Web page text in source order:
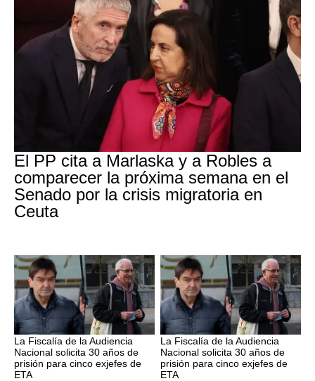
El PP cita a Marlaska y a Robles a
comparecer la próxima semana en el
Senado por la crisis migratoria en
Ceuta
ETA
La Fiscalía de la Audiencia
Nacional solicita 30 años de
prisión para cinco exjefes de
ETA
ETA
La Fiscalía de la Audiencia
Nacional solicita 30 años de
prisión para cinco exjefes de
ETA